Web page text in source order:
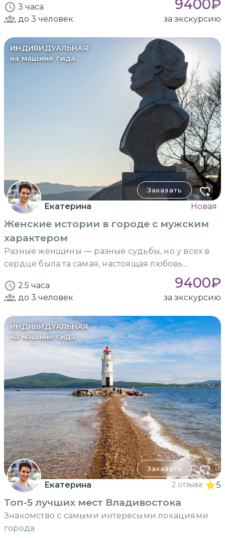
3 часа 9400₽
до 3 человек за экскурсию
ИНДИВИДУАЛЬНАЯ
на машине гида
Заказать
Екатерина Новая
Женские истории в городе с мужским
характером
Разные женщины — разные судьбы, но у всех в
сердце была та самая, настоящая любовь...
2.5 часа 9400₽
до 3 человек за экскурсию
ИНДИВИДУАЛЬНАЯ
на машине гида
Заказать
Екатерина 2 отзыва 5
Топ-5 лучших мест Владивостока
Знакомство с самыми интересыми локациями
города